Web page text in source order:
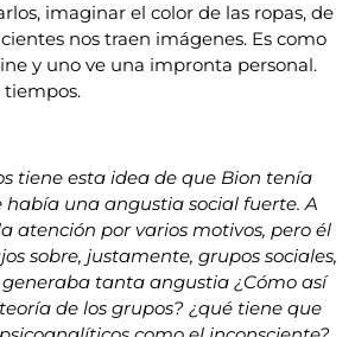
imaginar el color de las ropas, de
nos traen imágenes. Es como
y uno ve una impronta personal.
tiempos.
tiene esta idea de que Bion tenía
había una angustia social fuerte. A
atención por varios motivos, pero él
sobre, justamente, grupos sociales,
tanta angustia ¿Cómo así
de los grupos? ¿qué tiene que